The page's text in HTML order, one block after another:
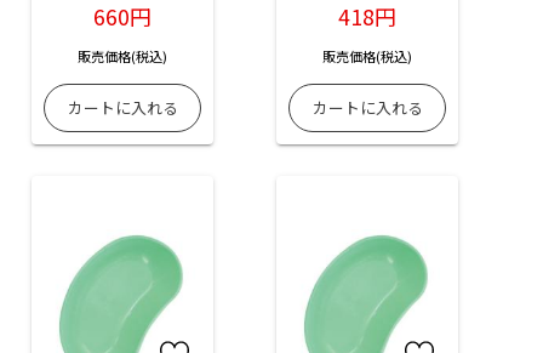
660円
販売価格(税込)
418円
販売価格(税込)